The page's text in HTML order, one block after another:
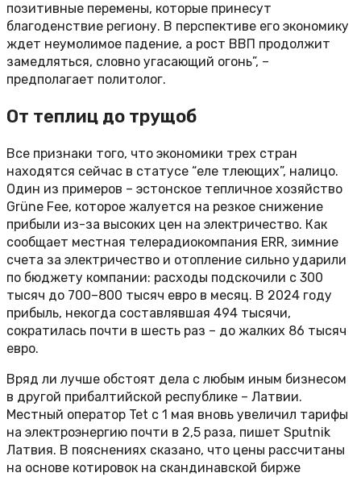
позитивные перемены, которые принесут
благоденствие региону. В перспективе его экономику
ждет неумолимое падение, а рост ВВП продолжит
замедляться, словно угасающий огонь”, –
предполагает политолог.
От теплиц до трущоб
Все признаки того, что экономики трех стран
находятся сейчас в статусе “еле тлеющих”, налицо.
Один из примеров – эстонское тепличное хозяйство
Grüne Fee, которое жалуется на резкое снижение
прибыли из-за высоких цен на электричество. Как
сообщает местная телерадиокомпания ERR, зимние
счета за электричество и отопление сильно ударили
по бюджету компании: расходы подскочили с 300
тысяч до 700–800 тысяч евро в месяц. В 2024 году
прибыль, некогда составлявшая 494 тысячи,
сократилась почти в шесть раз – до жалких 86 тысяч
евро.
Вряд ли лучше обстоят дела с любым иным бизнесом
в другой прибалтийской республике – Латвии.
Местный оператор Tet с 1 мая вновь увеличил тарифы
на электроэнергию почти в 2,5 раза, пишет Sputnik
Латвия. В пояснениях сказано, что цены рассчитаны
на основе котировок на скандинавской бирже